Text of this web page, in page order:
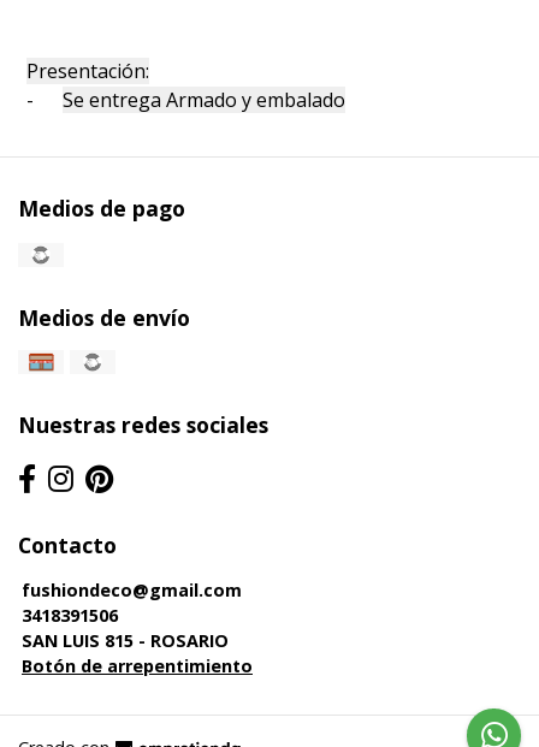
Presentación:
-Se entrega Armado y embalado
Medios de pago
Medios de envío
Nuestras redes sociales
Contacto
fushiondeco@gmail.com
3418391506
SAN LUIS 815 - ROSARIO
Botón de arrepentimiento